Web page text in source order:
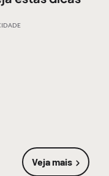
Veja mais
sobre